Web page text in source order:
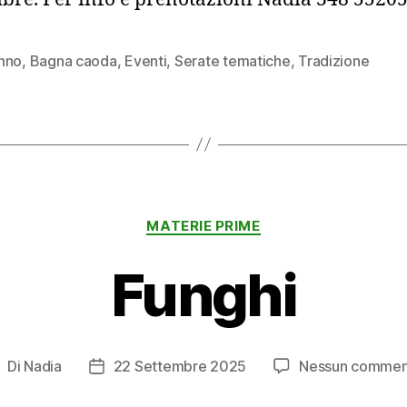
, Bagna caoda, Eventi, Serate tematiche, Tradizione
Categorie
MATERIE PRIME
Funghi
Di Nadia
Data22 Settembre 2025 Nessun